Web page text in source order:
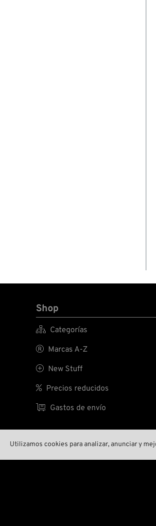
Utilizamos cookies para analizar, anunciar y
Shop
 Categorías
 Marcas A-Z
 New Stuff
 Precios reducidos
 Gastos de envío